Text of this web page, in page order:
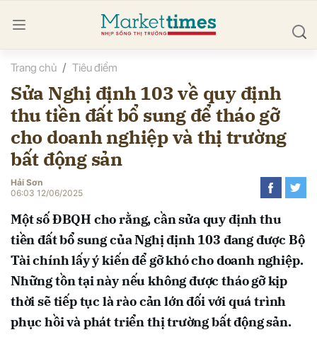
Trang chủ Tiêu điểm
Sửa Nghị định 103 về quy định
thu tiền đất bổ sung để tháo gỡ
cho doanh nghiệp và thị trường
bất động sản
Hải Sơn
06:03 12/06/2025
Một số ĐBQH cho rằng, cần sửa quy định thu
tiền đất bổ sung của Nghị định 103 đang được Bộ
Tài chính lấy ý kiến để gỡ khó cho doanh nghiệp.
Những tồn tại này nếu không được tháo gỡ kịp
thời sẽ tiếp tục là rào cản lớn đối với quá trình
phục hồi và phát triển thị trường bất động sản.
luận